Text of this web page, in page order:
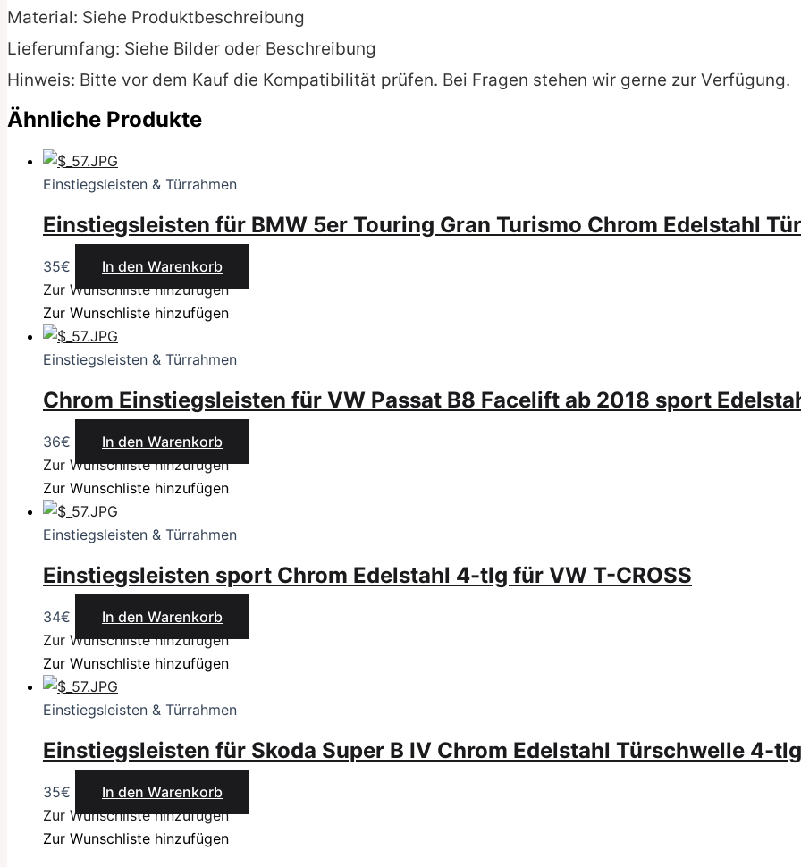
Material: Siehe Produktbeschreibung
Lieferumfang: Siehe Bilder oder Beschreibung
Hinweis: Bitte vor dem Kauf die Kompatibilität prüfen. Bei Fragen stehen wir gerne zur Verfügung.
Ähnliche Produkte
Einstiegsleisten & Türrahmen
Einstiegsleisten für BMW 5er Touring Gran Turismo Chrom Edelstahl
35€
In den Warenkorb
Zur Wunschliste hinzufügen
Zur Wunschliste hinzufügen
Einstiegsleisten & Türrahmen
Chrom Einstiegsleisten für VW Passat B8 Facelift ab 2018 sport
36€
In den Warenkorb
Zur Wunschliste hinzufügen
Zur Wunschliste hinzufügen
Einstiegsleisten & Türrahmen
Einstiegsleisten sport Chrom Edelstahl 4-tlg für VW T-CROSS
34€
In den Warenkorb
Zur Wunschliste hinzufügen
Zur Wunschliste hinzufügen
Einstiegsleisten & Türrahmen
Einstiegsleisten für Skoda Super B IV Chrom Edelstahl Türschwelle 4-
35€
In den Warenkorb
Zur Wunschliste hinzufügen
Zur Wunschliste hinzufügen